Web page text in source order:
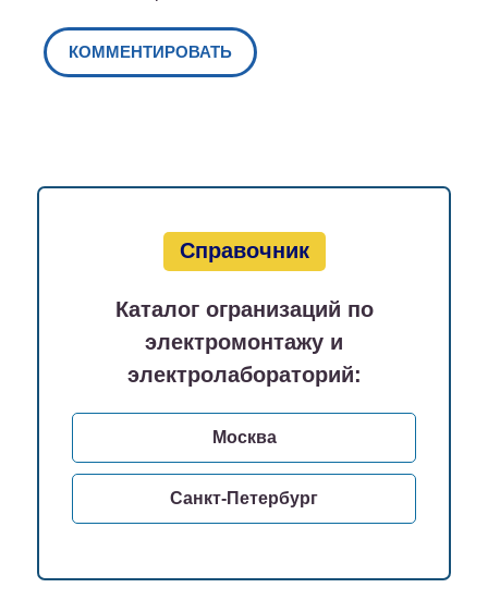
Справочник
Каталог огранизаций по
электромонтажу и
электролабораторий:
Москва
Санкт-Петербург